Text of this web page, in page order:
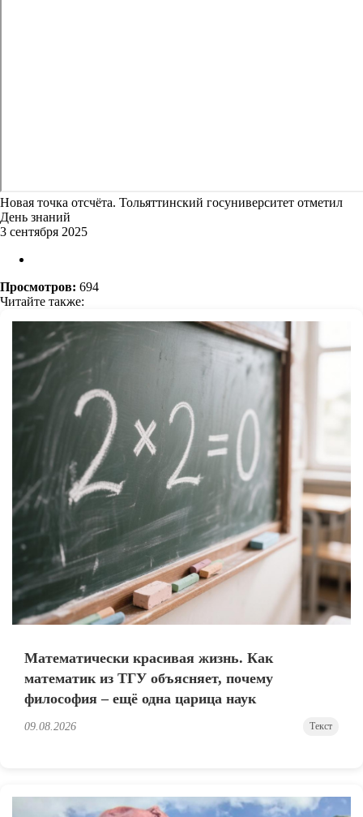
Новая точка отсчёта. Тольяттинский госуниверситет отметил
День знаний
3 сентября 2025
Просмотров: 694
Читайте также:
Математически красивая жизнь. Как
математик из ТГУ объясняет, почему
философия – ещё одна царица наук
09.08.2026 Текст